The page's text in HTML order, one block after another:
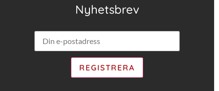
Nyhetsbrev